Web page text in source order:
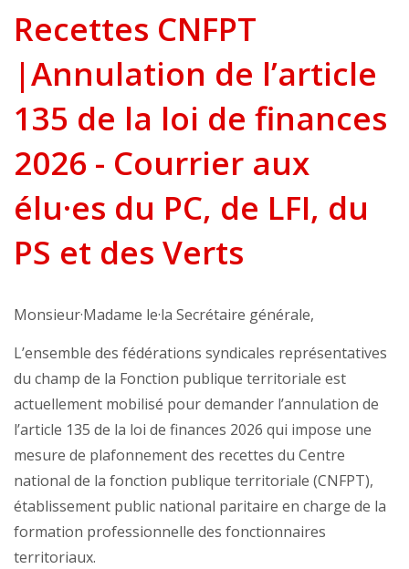
Recettes CNFPT
|Annulation de l’article
135 de la loi de finances
2026 - Courrier aux
élu·es du PC, de LFI, du
PS et des Verts
Monsieur·Madame le·la Secrétaire générale,
L’ensemble des fédérations syndicales représentatives
du champ de la Fonction publique territoriale est
actuellement mobilisé pour demander l’annulation de
l’article 135 de la loi de finances 2026 qui impose une
mesure de plafonnement des recettes du Centre
national de la fonction publique territoriale (CNFPT),
établissement public national paritaire en charge de la
formation professionnelle des fonctionnaires
territoriaux.